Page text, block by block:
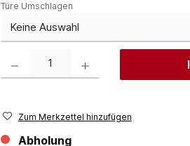
Türe Umschlagen
Zum Merkzettel hinzufügen
Abholung